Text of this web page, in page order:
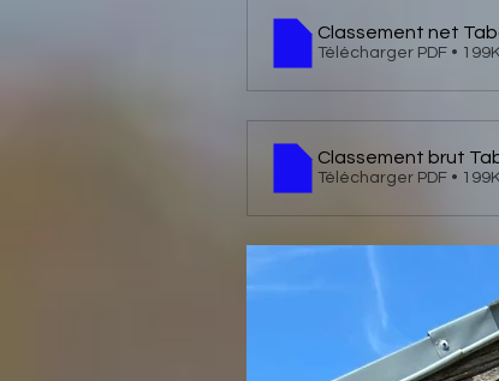
Classement net
Télécharger PDF •
Classement brut
Télécharger PDF •